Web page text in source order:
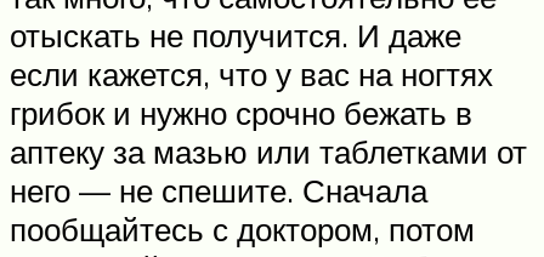
отыскать не получится. И даже
если кажется, что у вас на ногтях
грибок и нужно срочно бежать в
аптеку за мазью или таблетками от
него — не спешите. Сначала
пообщайтесь с доктором, потом